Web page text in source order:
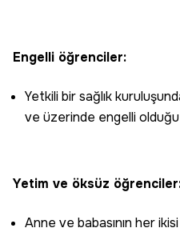
Engelli öğrenciler:
Yetkili bir sağlık
ve üzerinde engelli
Yetim ve öksüz
Anne ve babasının her